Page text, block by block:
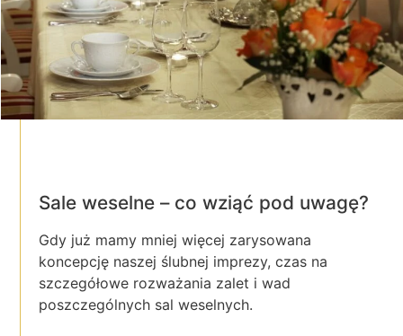
Sale weselne – co wziąć pod uwagę?
Gdy już mamy mniej więcej zarysowana
koncepcję naszej ślubnej imprezy, czas na
szczegółowe rozważania zalet i wad
poszczególnych sal weselnych.